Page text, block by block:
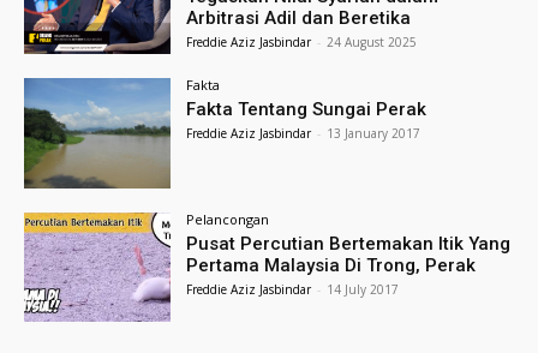
Arbitrasi Adil dan Beretika
Freddie Aziz Jasbindar - 24 August 2025
Fakta
Fakta Tentang Sungai Perak
Freddie Aziz Jasbindar - 13 January 2017
Pelancongan
Pusat Percutian Bertemakan Itik Yang
Pertama Malaysia Di Trong, Perak
Freddie Aziz Jasbindar - 14 July 2017